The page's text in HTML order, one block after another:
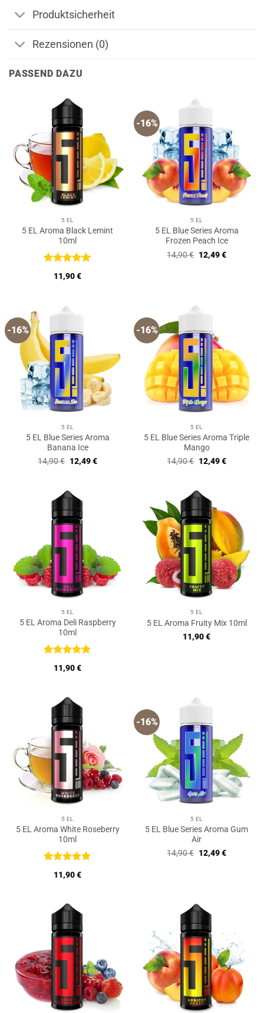
Produktsicherheit
Rezensionen (0)
PASSEND DAZU
5 EL
5 EL Aroma Black Lemint
10ml
Bewertet
mit5von
11,90€
-16%
5 EL
5 EL Blue Series Aroma
Frozen Peach Ice
14,90€ Ursprünglicher
Preis
12,49€Aktueller
-16%
5 EL
5 EL Blue Series Aroma
Banana Ice
14,90€ Ursprünglicher
Preis
12,49€Aktueller
-16%
5 EL
5 EL Blue Series Aroma Triple
Mango
14,90€ Ursprünglicher
Preis
12,49€Aktueller
5 EL
5 EL Aroma Deli Raspberry
10ml
Bewertet
mit5von
11,90€
5 EL
5 EL Aroma Fruity Mix 10ml
11,90€
5 EL
5 EL Aroma White Roseberry
10ml
Bewertet
mit5von
11,90€
-16%
5 EL
5 EL Blue Series Aroma Gum
Air
14,90€ Ursprünglicher
Preis
12,49€Aktueller